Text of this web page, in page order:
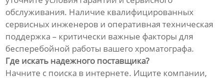
обслуживания. Наличие квалифицированных
сервисных инженеров и оперативная техническая
поддержка – критически важные факторы для
бесперебойной работы вашего хроматографа.
Где искать надежного поставщика?
Начните с поиска в интернете. Ищите компании,